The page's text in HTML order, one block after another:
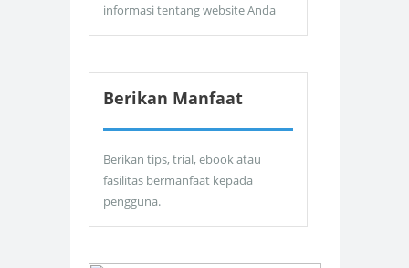
informasi tentang website Anda
Berikan Manfaat
Berikan tips, trial, ebook atau
fasilitas bermanfaat kepada
pengguna.